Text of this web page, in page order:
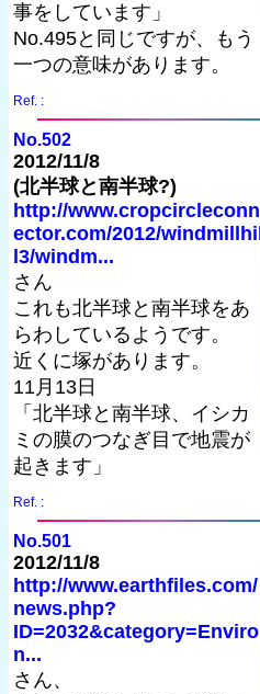
事をしています」
No.495と同じですが、もう
一つの意味があります。
Ref. :
No.502
2012/11/8
(北半球と南半球?)
http://www.cropcircleconn
ector.com/2012/windmillhil
l3/windm...
さん
これも北半球と南半球をあ
らわしているようです。
近くに塚があります。
11月13日
「北半球と南半球、イシカ
ミの膜のつなぎ目で地震が
起きます」
Ref. :
No.501
2012/11/8
http://www.earthfiles.com/
news.php?
ID=2032&category=Enviro
n...
さん、